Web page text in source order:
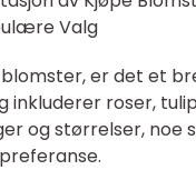
Valg
er det et
roser,
og størrelser, noe